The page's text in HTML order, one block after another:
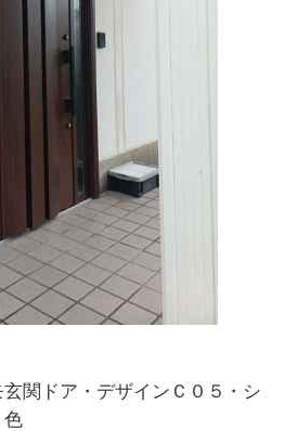
玄関ドア・デザインＣ０５・シ
色